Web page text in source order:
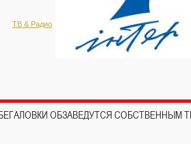
ТВ & Радио
ОБЗАВЕДУТСЯ СОБСТВЕННЫМ